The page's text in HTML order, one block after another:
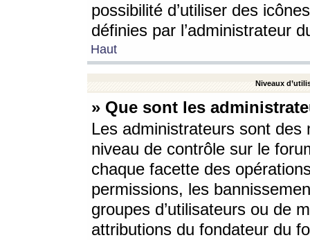
possibilité d’utiliser des
définies par l’administrateur
Haut
Niveaux
» Que sont les
Les administrateurs sont
niveau de contrôle sur le
chaque facette des
permissions, les
groupes d’utilisateurs ou de
attributions du fondateur du